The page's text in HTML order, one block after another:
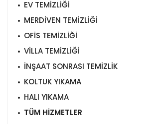
EV TEMİZLİĞİ
MERDİVEN TEMİZLİĞİ
OFİS TEMİZLİĞİ
VİLLA TEMİZLİĞİ
İNŞAAT SONRASI TEMİZLİK
KOLTUK YIKAMA
HALI YIKAMA
TÜM HİZMETLER